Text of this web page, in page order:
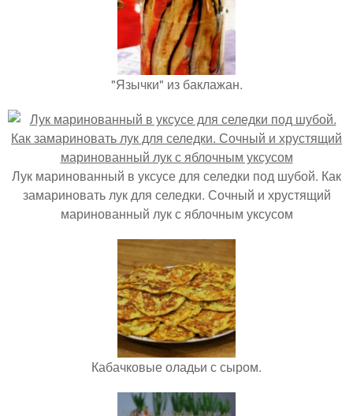
"Язычки" из баклажан.
Лук маринованный в уксусе для селедки под шубой. Как
замариновать лук для селедки. Сочный и хрустящий
маринованный лук с яблочным уксусом
Кабачковые оладьи с сыром.